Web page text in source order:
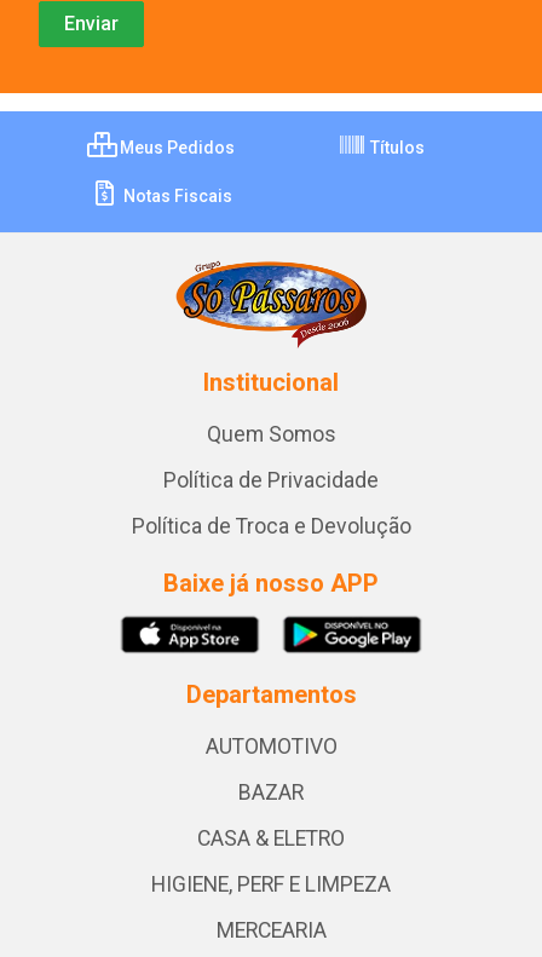
Meus Pedidos Títulos
Notas Fiscais
Institucional
Quem Somos
Política de Privacidade
Política de Troca e Devolução
Baixe já nosso APP
Departamentos
AUTOMOTIVO
BAZAR
CASA & ELETRO
HIGIENE, PERF E LIMPEZA
MERCEARIA